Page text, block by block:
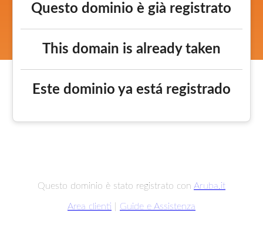
Questo dominio è già registrato
This domain is already taken
Este dominio ya está registrado
Questo dominio è stato registrato con Aruba.it
Area clienti Guide e Assistenza